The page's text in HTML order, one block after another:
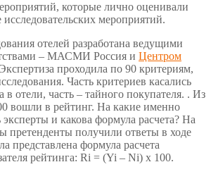
которые лично оценивали
исследовательских мероприятий.
отелей разработана ведущими
– МАСМИ Россия и Центром
проходила по 90 критериям,
Часть критериев касались
в отели, часть – тайного покупателя. . Из
вошли в рейтинг. На какие именно
и какова формула расчета? На
претенденты получили ответы в ходе
представлена формула расчета
рейтинга: Ri = (Yi – Ni) x 100.